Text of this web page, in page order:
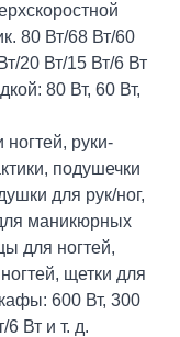
80 Вт/68 Вт/60
20 Вт/15 Вт/6 Вт
80 Вт, 60 Вт,
руки-
подушечки
для рук/ног,
маникюрных
для ногтей,
щетки для
600 Вт, 300
Вт и т. д.